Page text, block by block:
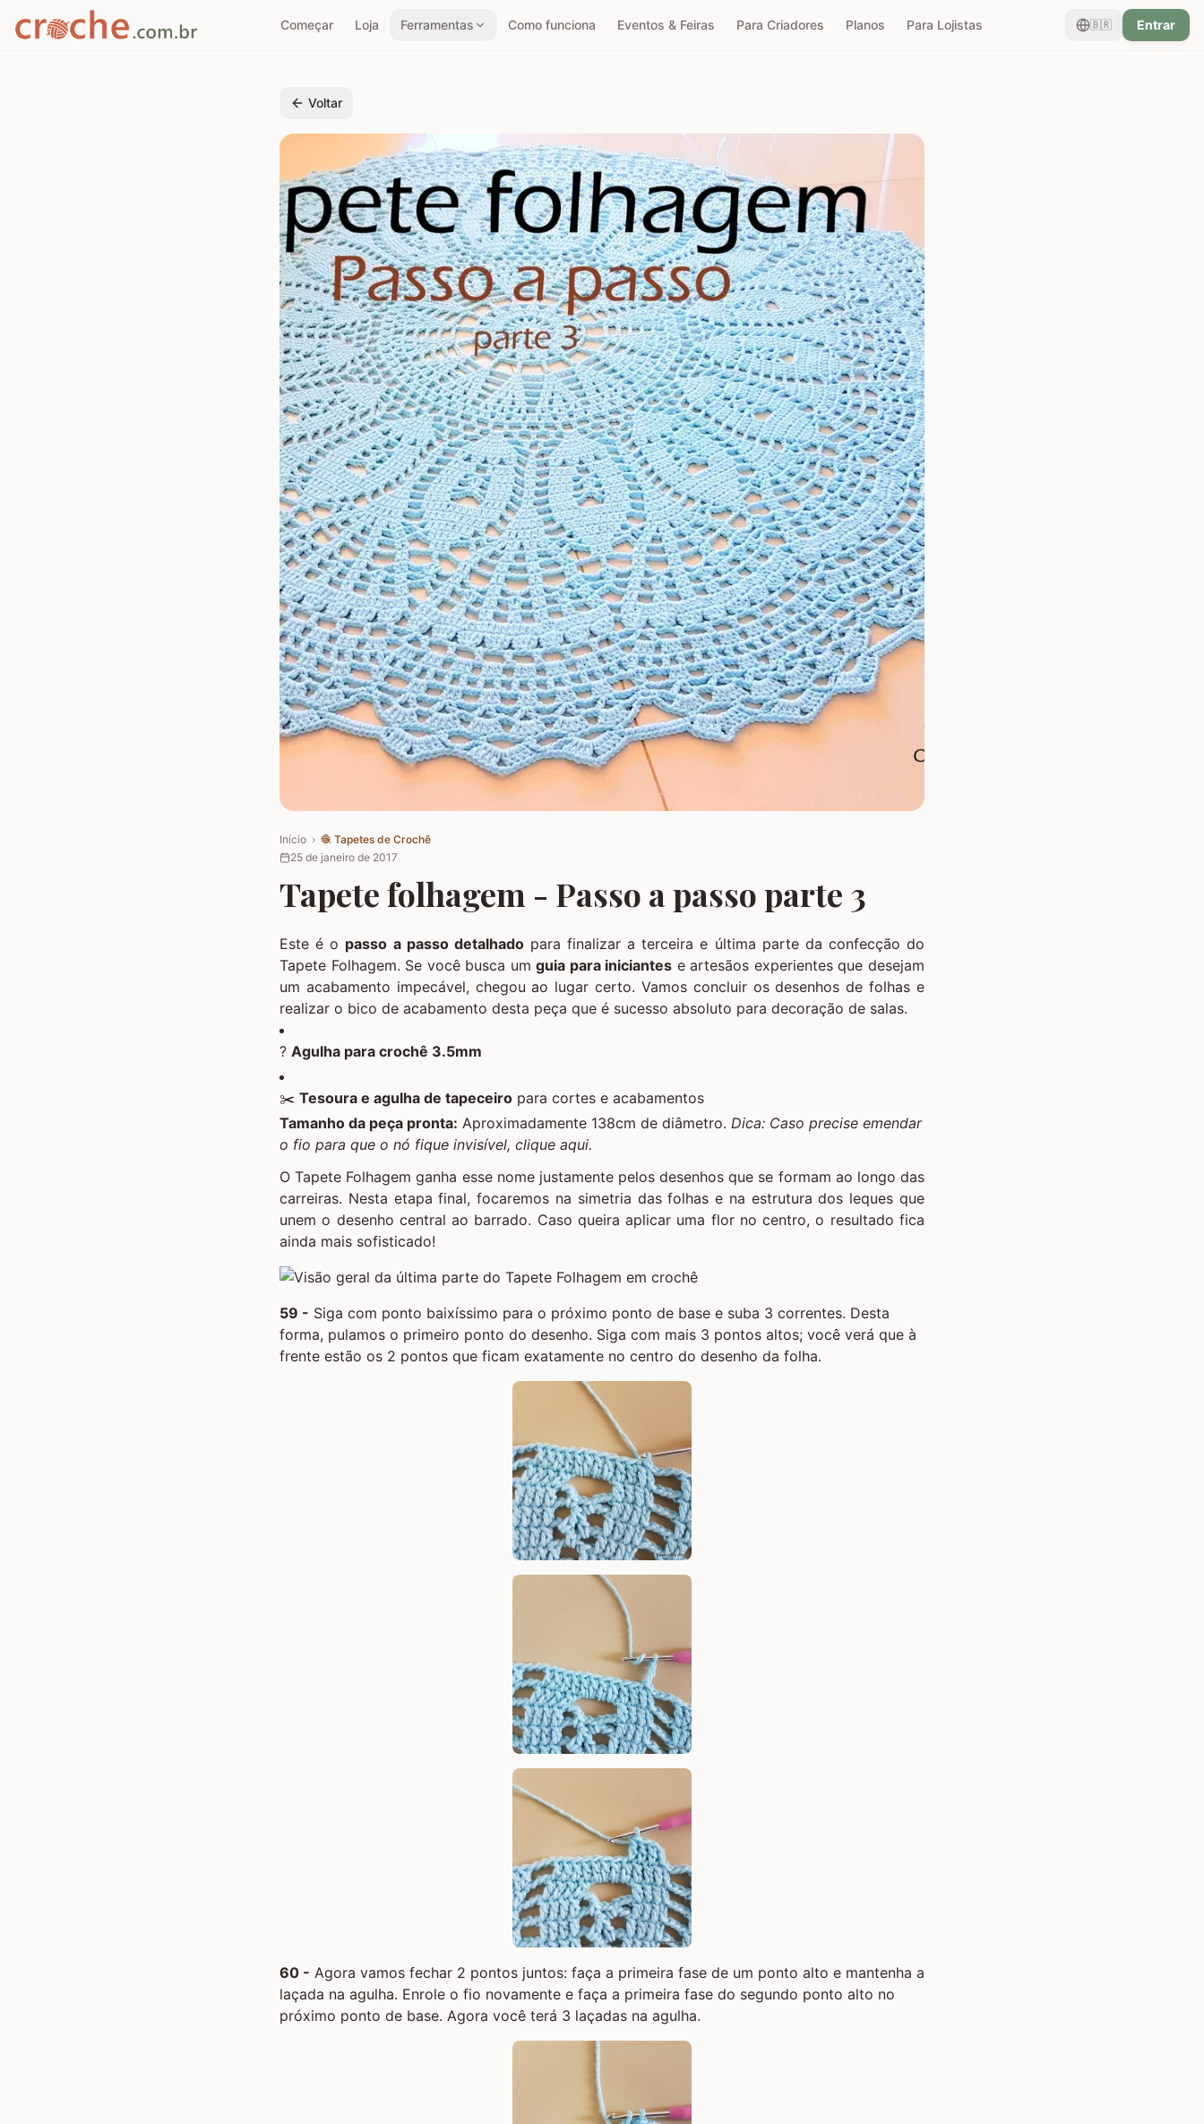
Começar Loja Ferramentas Como funciona Eventos & Feiras Para Criadores Planos Para Lojistas 🇧🇷 Entrar
Voltar
Início › 🧶 Tapetes de Crochê
25 de janeiro de 2017
Tapete folhagem - Passo a passo parte 3
Este é o passo a passo detalhadopara finalizar a terceira e última parte da confecção do
Tapete Folhagem. Se você busca umguia para iniciantes e artesãos experientes que desejam
um acabamento impecável, chegou ao lugar certo. Vamos concluir os desenhos de folhas e
realizar o bico de acabamento desta peça que é sucesso absoluto para decoração de salas.
? Agulha para crochê 3.5mm
✂️ Tesoura e agulha de tapeceiro para cortes e acabamentos
Tamanho da peça pronta: Aproximadamente 138cm de diâmetro. Dica: Caso precise emendar
o fio para que o nó fique invisível, clique aqui.
O Tapete Folhagem ganha esse nome justamente pelos desenhos que se formam ao longo das
carreiras. Nesta etapa final, focaremos na simetria das folhas e na estrutura dos leques que
unem o desenho central ao barrado. Caso queira aplicar uma flor no centro, o resultado fica
ainda mais sofisticado!
59 - Siga com ponto baixíssimo para o próximo ponto de base e suba 3 correntes. Desta
forma, pulamos o primeiro ponto do desenho. Siga com mais 3 pontos altos; você verá que à
frente estão os 2 pontos que ficam exatamente no centro do desenho da folha.
60 - Agora vamos fechar 2 pontos juntos: faça a primeira fase de um ponto alto e mantenha a
laçada na agulha. Enrole o fio novamente e faça a primeira fase do segundo ponto alto no
próximo ponto de base. Agora você terá 3 laçadas na agulha.